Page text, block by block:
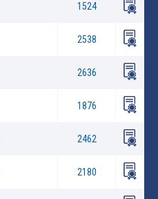
1524
2538
2636
1876
2462
2180